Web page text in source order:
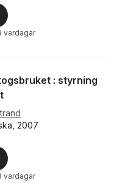
vardagar
: styrning
2007
vardagar